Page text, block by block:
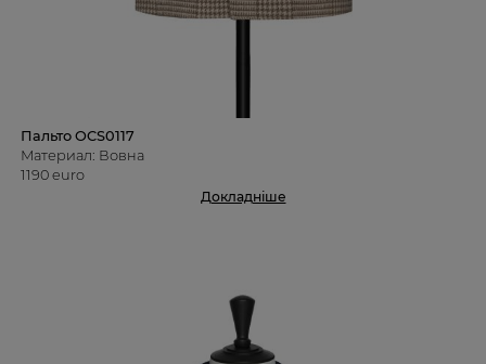
Пальто OCS0117
Материал: Вовна
1190 euro
Докладніше